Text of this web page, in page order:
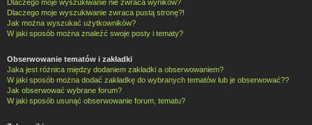
Dlaczego moje wyszukiwanie nie zwraca wyników?
Dlaczego moje wyszukiwanie zwraca pustą stronę?!
Jak można wyszukać użytkowników?
W jaki sposób można znaleźć swoje posty i tematy?
Obserwowanie tematów i zakładki
Jaka jest różnica między dodaniem zakładki a obserwowaniem?
W jaki sposób można dodać zakładkę do wybranych tematów lub je obserwować??
Jak obserwować wybrane forum?
W jaki sposób usunąć obserwowanie forum, tematu?